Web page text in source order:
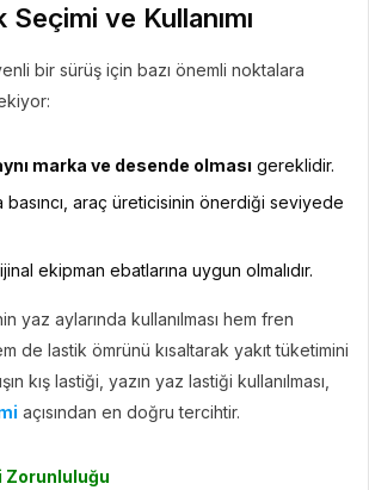
ve Kullanımı
bir sürüş için bazı önemli noktalara
marka ve desende olması gereklidir.
basıncı, araç üreticisinin önerdiği seviyede
ekipman ebatlarına uygun olmalıdır.
yaz aylarında kullanılması hem fren
de lastik ömrünü kısaltarak yakıt tüketimini
kış lastiği, yazın yaz lastiği kullanılması,
açısından en doğru tercihtir.
Zorunluluğu